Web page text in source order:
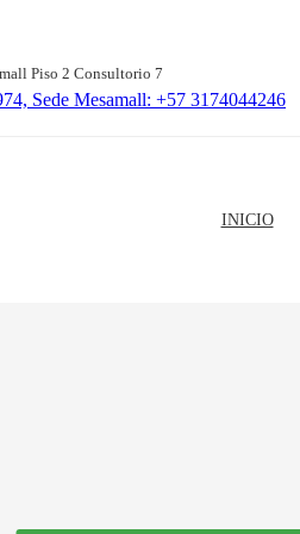
Piso 2 Consultorio 7
Sede Mesamall: +57 3174044246
INICIO